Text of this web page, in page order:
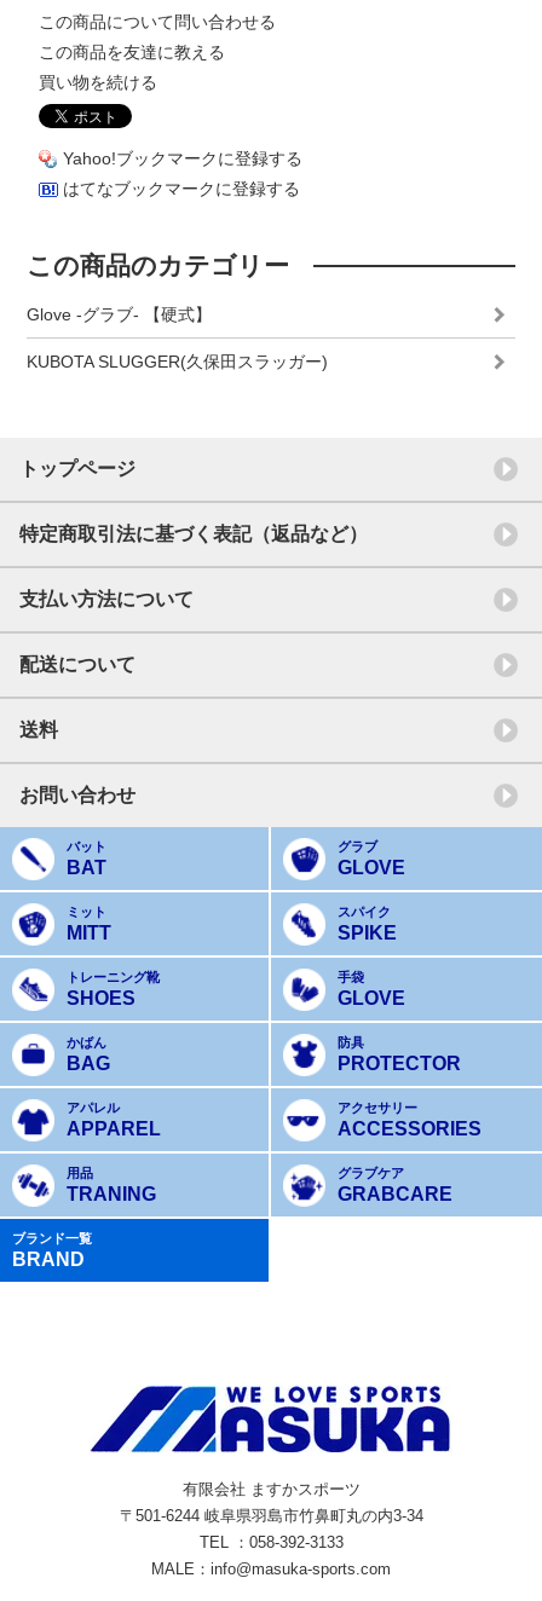
この商品について問い合わせる
この商品を友達に教える
買い物を続ける
Yahoo!ブックマークに登録する
はてなブックマークに登録する
この商品のカテゴリー
Glove -グラブ- 【硬式】
KUBOTA SLUGGER(久保田スラッガー)
トップページ
特定商取引法に基づく表記（返品など）
支払い方法について
配送について
送料
お問い合わせ
バット
BAT
グラブ
GLOVE
ミット
MITT
スパイク
SPIKE
トレーニング靴
SHOES
手袋
GLOVE
かばん
BAG
防具
PROTECTOR
アパレル
APPAREL
アクセサリー
ACCESSORIES
用品
TRANING
グラブケア
GRABCARE
ブランド一覧
BRAND
有限会社 ますかスポーツ
〒501-6244 岐阜県羽島市竹鼻町丸の内3-34
TEL ：058-392-3133
MALE：info@masuka-sports.com